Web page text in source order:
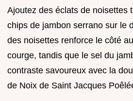
Ajoutez des éclats de noisettes
chips de jambon serrano sur le
des noisettes renforce le côté
courge, tandis que le sel du
contraste savoureux avec la
de Noix de Saint Jacques